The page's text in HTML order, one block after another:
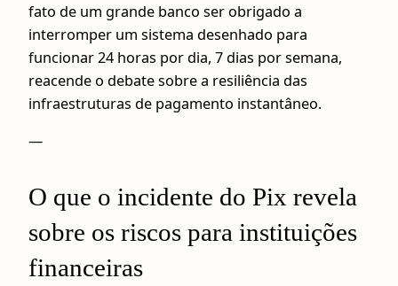
fato de um grande banco ser obrigado a
interromper um sistema desenhado para
funcionar 24 horas por dia, 7 dias por semana,
reacende o debate sobre a resiliência das
infraestruturas de pagamento instantâneo.
—
O que o incidente do Pix revela
sobre os riscos para instituições
financeiras